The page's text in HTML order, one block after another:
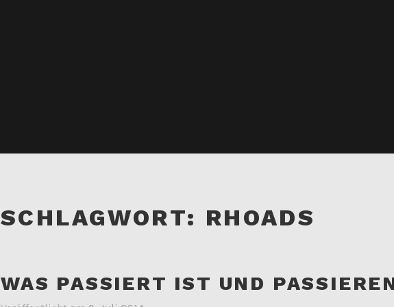
SCHLAGWORT: RHOADS
WAS PASSIERT IST UND